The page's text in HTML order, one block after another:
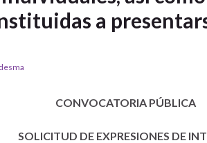
a
CONVOCATORIA PÚBLICA
SOLICITUD DE EXPRESIONES DE